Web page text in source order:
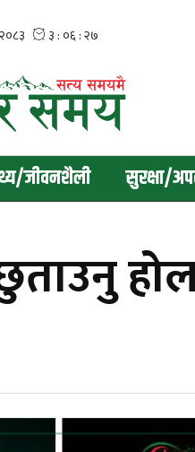
जीवनशैली सुरक्षा/